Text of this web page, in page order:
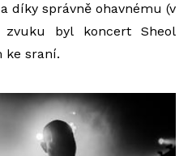
díky správně ohavnému (v
byl koncert Sheol
ke sraní.